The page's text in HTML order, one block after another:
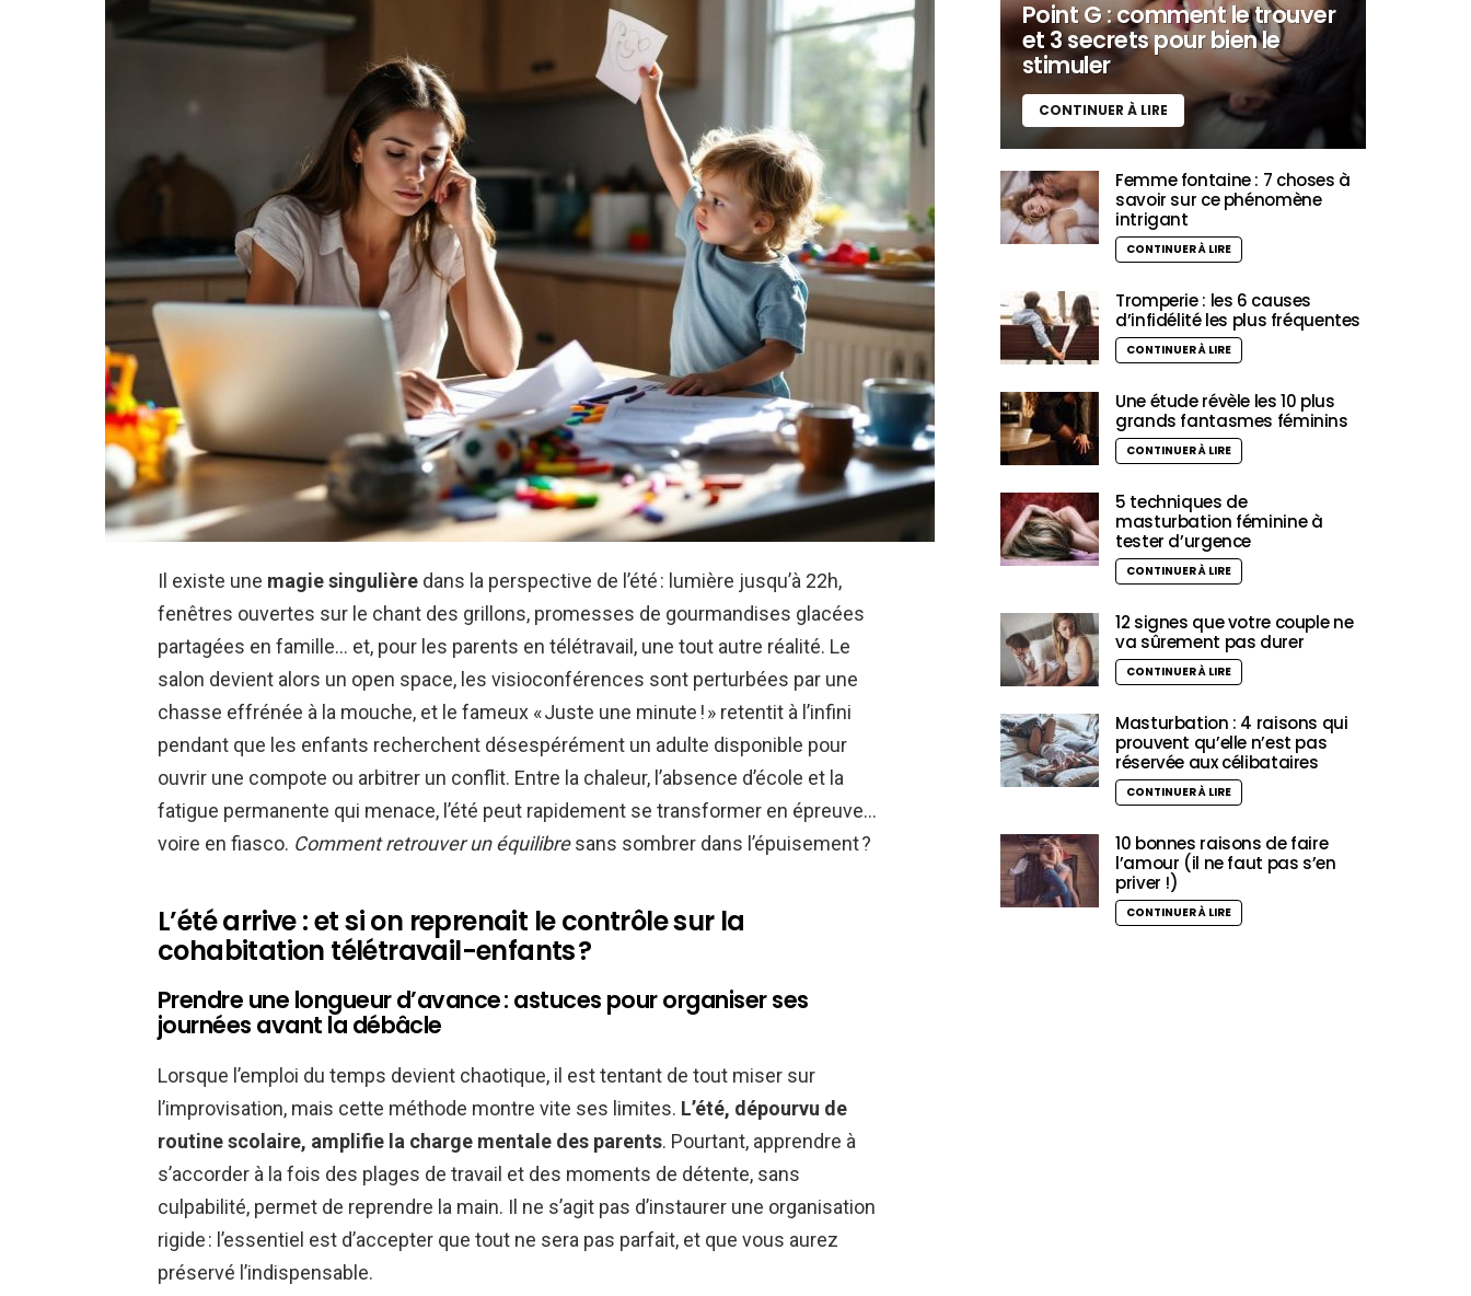
Il existe une magie singulière dans la perspective de l’été : lumière jusqu’à 22h,
fenêtres ouvertes sur le chant des grillons, promesses de gourmandises glacées
partagées en famille… et, pour les parents en télétravail, une tout autre réalité. Le
salon devient alors un open space, les visioconférences sont perturbées par une
chasse effrénée à la mouche, et le fameux « Juste une minute ! » retentit à l’infini
pendant que les enfants recherchent désespérément un adulte disponible pour
ouvrir une compote ou arbitrer un conflit. Entre la chaleur, l’absence d’école et la
fatigue permanente qui menace, l’été peut rapidement se transformer en épreuve…
voire en fiasco. Comment retrouver un équilibresans sombrer dans l’épuisement ?
L’été arrive : et si on reprenait le contrôle sur la
cohabitation télétravail-enfants ?
Prendre une longueur d’avance : astuces pour organiser ses
journées avant la débâcle
Lorsque l’emploi du temps devient chaotique, il est tentant de tout miser sur
l’improvisation, mais cette méthode montre vite ses limites. L’été, dépourvu de
routine scolaire, amplifie la charge mentale des parents. Pourtant, apprendre à
s’accorder à la fois des plages de travail et des moments de détente, sans
culpabilité, permet de reprendre la main. Il ne s’agit pas d’instaurer une organisation
rigide : l’essentiel est d’accepter que tout ne sera pas parfait, et que vous aurez
préservé l’indispensable.
Point G : comment le trouver
et 3 secrets pour bien le
stimuler
CONTINUER À LIRE
Femme fontaine : 7 choses à
savoir sur ce phénomène
intrigant
CONTINUER À LIRE
Tromperie : les 6 causes
d’infidélité les plus fréquentes
CONTINUER À LIRE
Une étude révèle les 10 plus
grands fantasmes féminins
CONTINUER À LIRE
5 techniques de
masturbation féminine à
tester d’urgence
CONTINUER À LIRE
12 signes que votre couple ne
va sûrement pas durer
CONTINUER À LIRE
Masturbation : 4 raisons qui
prouvent qu’elle n’est pas
réservée aux célibataires
CONTINUER À LIRE
10 bonnes raisons de faire
l’amour (il ne faut pas s’en
priver !)
CONTINUER À LIRE